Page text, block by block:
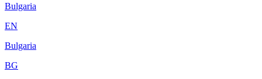
Bulgaria
EN
Bulgaria
BG